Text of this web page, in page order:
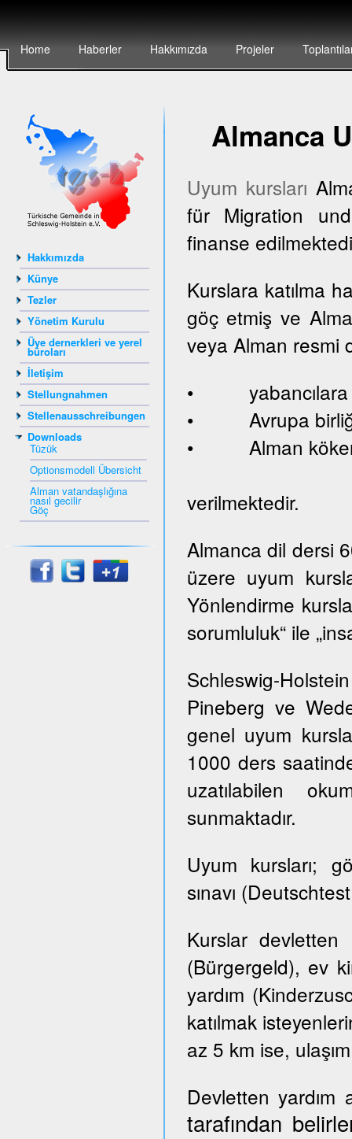
Home Haberler Hakkımızda Projeler
Hakkımızda
Künye
Tezler
Yönetim Kurulu
Üye dernerkleri ve yerel
büroları
İletişim
Stellungnahmen
Stellenausschreibungen
Downloads
Tüzük
Optionsmodell Übersicht
Alman vatandaşlığına
nasıl gecilir
Göç
Almanca
Uyum kursları
für Migration
finanse
Kurslara katılma
göç etmiş ve
veya Alman resmi
• yabancılara
• Avrupa birliği
• Alman
verilmektedir.
Almanca dil dersi
üzere uyum
Yönlendirme
sorumluluk“ ile
Schleswig-
Pineberg ve
genel uyum
1000 ders
uzatılabilen
sunmaktadır.
Uyum kursları;
sınavı
Kurslar
(Bürgergeld), ev
yardım
katılmak
az 5 km ise,
Devletten
tarafından